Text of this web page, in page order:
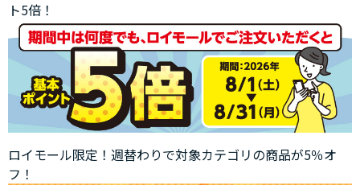
ト5倍！
ロイモール限定！週替わりで対象カテゴリの商品が5％オ
フ！